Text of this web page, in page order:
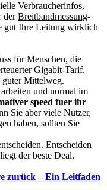
Verbraucherinfos,
derBreitbandmessung-
gut Ihre Leitung wirklich
für Menschen, die
Gigabit-Tarif.
guter Mittelweg.
und normal im
speed fuer ihr
Sie aber viele Nutzer,
haben, sollten Sie
Entscheiden
der beste Deal.
zurück – Ein Leitfaden